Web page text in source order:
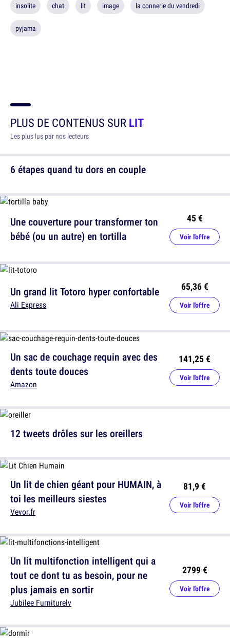
insolite chat lit image la connerie du vendredi
pyjama
PLUS DE CONTENUS SURLIT
Les plus lus par nos lecteurs
6 étapes quand tu dors en couple
Un grand lit Totoro hyper confortable
Ali Express
65,36 €
Voir l'offre
12 tweets drôles sur les oreillers
Un lit multifonction intelligent qui a
tout ce dont tu as besoin, pour ne
plus jamais en sortir
Jubilee Furniturelv
2799 €
Voir l'offre
Une couverture pour transformer ton
bébé (ou un autre) en tortilla
45 €
Voir l'offre
Un sac de couchage requin avec des
dents toute douces
Amazon
141,25 €
Voir l'offre
Un lit de chien géant pour HUMAIN, à
toi les meilleurs siestes
Vevor.fr
81,9 €
Voir l'offre